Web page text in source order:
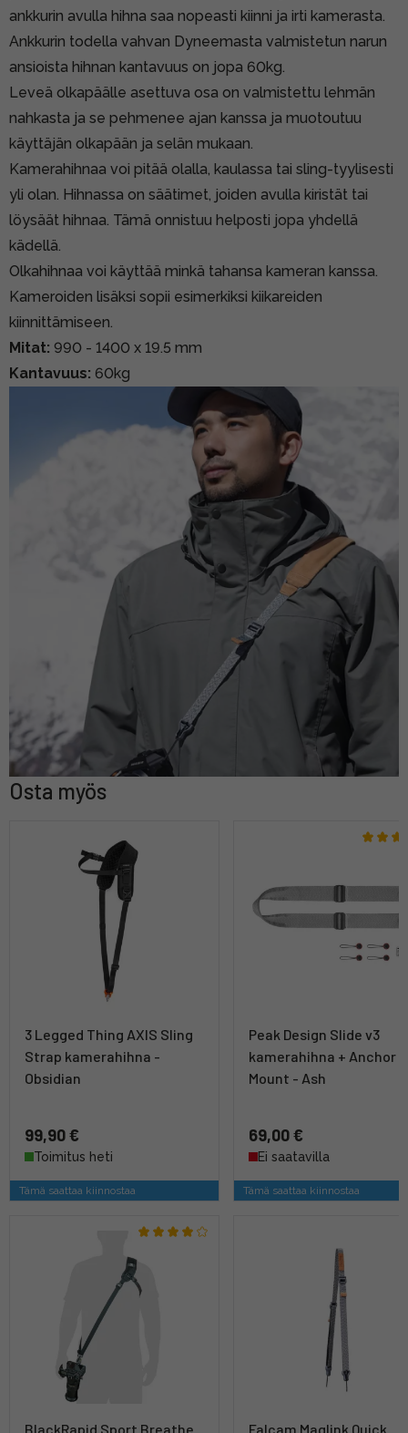
ankkurin avulla hihna saa nopeasti kiinni ja irti kamerasta.
Ankkurin todella vahvan Dyneemasta valmistetun narun
ansioista hihnan kantavuus on jopa 60kg.
Leveä olkapäälle asettuva osa on valmistettu lehmän
nahkasta ja se pehmenee ajan kanssa ja muotoutuu
käyttäjän olkapään ja selän mukaan.
Kamerahihnaa voi pitää olalla, kaulassa tai sling-tyylisesti
yli olan. Hihnassa on säätimet, joiden avulla kiristät tai
löysäät hihnaa. Tämä onnistuu helposti jopa yhdellä
kädellä.
Olkahihnaa voi käyttää minkä tahansa kameran kanssa.
Kameroiden lisäksi sopii esimerkiksi kiikareiden
kiinnittämiseen.
Mitat: 990 - 1400 x 19.5 mm
Kantavuus: 60kg
Osta myös
3 Legged Thing AXIS Sling
Strap kamerahihna -
Obsidian
99,90 €
Toimitus heti
Tämä saattaa kiinnostaa
Peak Design Slide v3
kamerahihna + Anchor
Mount - Ash
69,00 €
Ei saatavilla
Tämä saattaa kiinnostaa
BlackRapid Sport Breathe Falcam Maglink Quick